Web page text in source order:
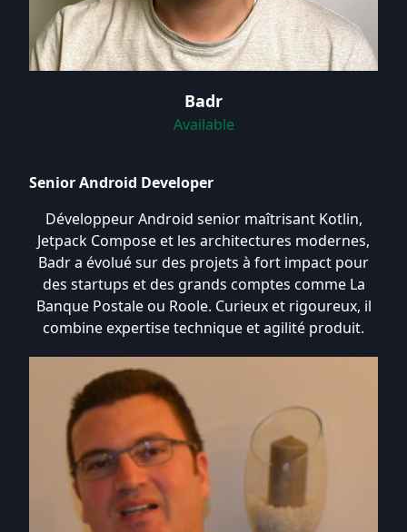
Badr
Available
Senior Android Developer
Développeur Android senior maîtrisant Kotlin,
Jetpack Compose et les architectures modernes,
Badr a évolué sur des projets à fort impact pour
des startups et des grands comptes comme La
Banque Postale ou Roole. Curieux et rigoureux, il
combine expertise technique et agilité produit.